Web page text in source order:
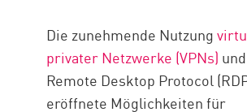
Die zunehmende Nutzung
privater Netzwerke (VPNs)
Remote Desktop Protocol
eröffnete Möglichkeiten für